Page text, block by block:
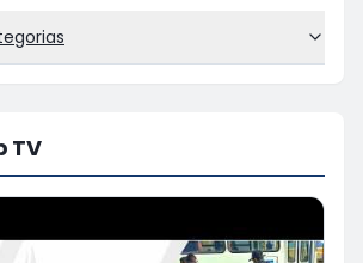
TV